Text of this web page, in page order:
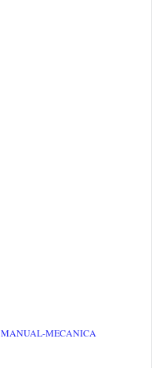
MANUAL-MECANICA